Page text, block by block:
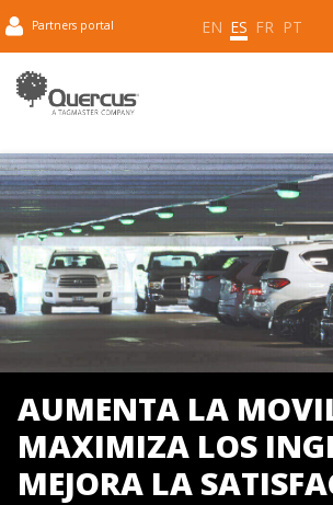
Partners portal EN ES FR PT
AUMENTA LA
MAXIMIZA LOS
MEJORA LA